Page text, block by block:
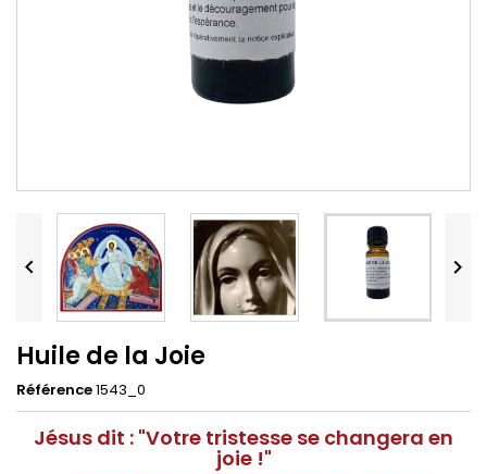
 
Huile de la Joie
Référence1543_0
Jésus dit : "Votre tristesse se changera en
joie !"